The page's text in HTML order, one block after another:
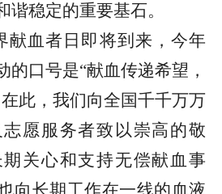
谐稳定的重要基石。
献血者日即将到来，今年
的口号是“献血传递希望，
此，我们向全国千千万万
愿服务者致以崇高的敬
关心和支持无偿献血事